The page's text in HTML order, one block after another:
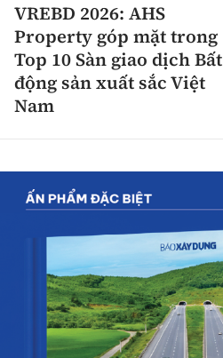
VREBD 2026: AHS
Property góp mặt trong
Top 10 Sàn giao dịch Bất
động sản xuất sắc Việt
Nam